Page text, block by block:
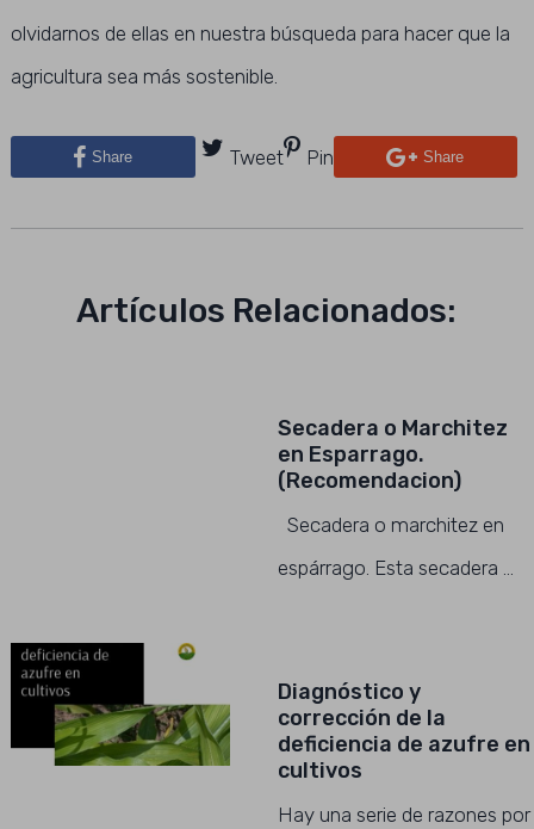
olvidarnos de ellas en nuestra búsqueda para hacer que la
agricultura sea más sostenible.
Share Tweet Pin Share
Artículos Relacionados:
Secadera o Marchitez
en Esparrago.
(Recomendacion)
Secadera o marchitez en
espárrago. Esta secadera …
Diagnóstico y
corrección de la
deficiencia de azufre en
cultivos
Hay una serie de razones por